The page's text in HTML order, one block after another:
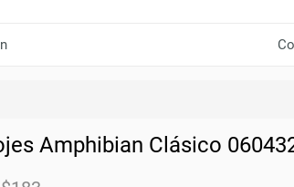
Amphibian Clásico